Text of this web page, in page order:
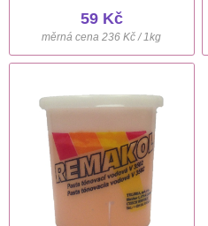
59 Kč
měrná cena 236 Kč / 1kg